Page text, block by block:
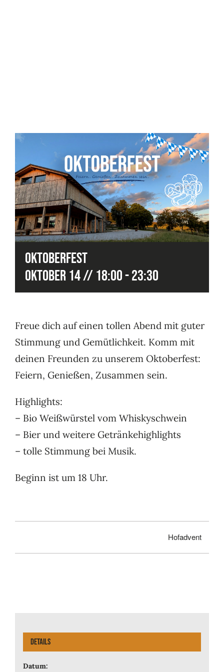
Oktoberfest
Oktober 14 // 18:00-23:30
Freue dich auf einen tollen Abend mit guter
Stimmung und Gemütlichkeit. Komm mit
deinen Freunden zu unserem Oktoberfest:
Feiern, Genießen, Zusammen sein.
Highlights:
– Bio Weißwürstel vom Whiskyschwein
– Bier und weitere Getränkehighlights
– tolle Stimmung bei Musik.
Beginn ist um 18 Uhr.
Hofadvent
Details
Datum: